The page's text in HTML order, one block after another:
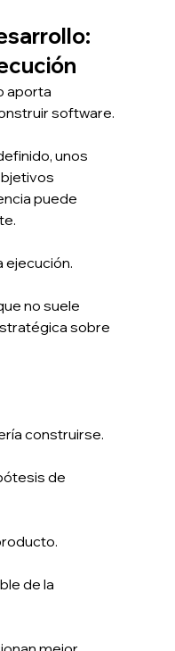
aporta
software.
unos
puede
ejecución.
no suele
sobre
construirse.
de
de la